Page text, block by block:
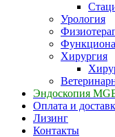
Урология
Хирургия
Эндоскопия
Оплата и
Лизинг
Контакты